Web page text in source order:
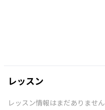
レッスン
レッスン情報はまだありません